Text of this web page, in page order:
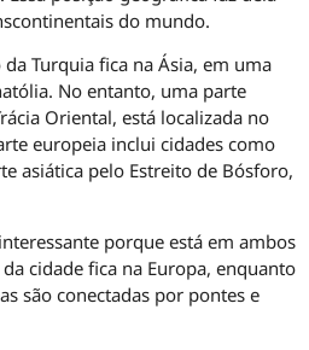
do mundo.
Turquia fica na Ásia, em uma
No entanto, uma parte
Oriental, está localizada no
europeia inclui cidades como
asiática pelo Estreito de Bósforo,
porque está em ambos
cidade fica na Europa, enquanto
são conectadas por pontes e